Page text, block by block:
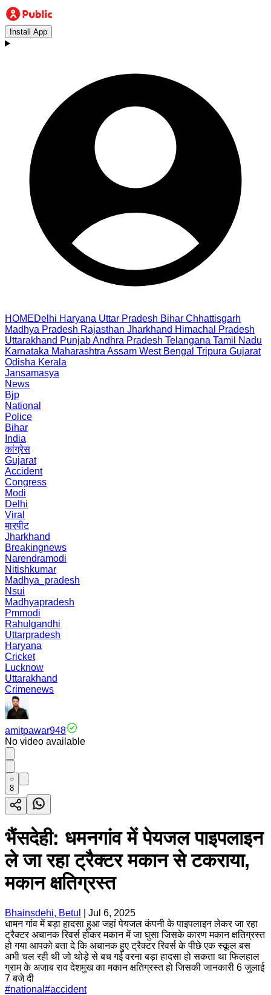
Install App
HOMEDelhi Haryana Uttar Pradesh Bihar Chhattisgarh
Madhya Pradesh Rajasthan Jharkhand Himachal Pradesh
Uttarakhand PunjabAndhra Pradesh Telangana Tamil Nadu
Karnataka Maharashtra Assam West Bengal Tripura Gujarat
Odisha Kerala
Jansamasya
News
Bjp
National
Police
Bihar
India
कांग्रेस
Gujarat
Accident
Congress
Modi
Delhi
Viral
मारपीट
Jharkhand
Breakingnews
Narendramodi
Nitishkumar
Madhya_pradesh
Nsui
Madhyapradesh
Pmmodi
Rahulgandhi
Uttarpradesh
Haryana
Cricket
Lucknow
Uttarakhand
Crimenews
amitpawar948
No video available
8
भैंसदेही: धमनगांव में पेयजल पाइपलाइन
ले जा रहा ट्रैक्टर मकान से टकराया,
मकान क्षतिग्रस्त
Bhainsdehi, Betul
Jul 6, 2025
धामन गांव में बड़ा हादसा हुआ जहां पेयजल कंपनी के पाइपलाइन लेकर जा रहा
ट्रैक्टर अचानक रिवर्स होकर मकान में जा घुसा जिसके कारण मकान क्षतिग्रस्त
हो गया आपको बता दे कि अचानक हुए ट्रैक्टर रिवर्स के पीछे एक स्कूल बस
अभी चल रही थी जो थोड़े से बच गई वरना बड़ा हादसा हो सकता था फिलहाल
ग्राम के अजाब राव देशमुख का मकान क्षतिग्रस्त हो जिसकी जानकारी 6 जुलाई
7 बजे दी
#national #accident